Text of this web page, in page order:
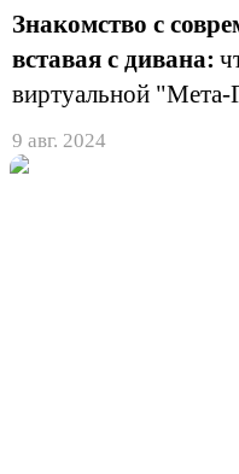
Знакомство с
вставая с дивана:
виртуальной "Мета-
9 авг. 2024